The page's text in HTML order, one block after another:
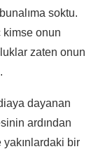
soktu.
kimse onun
zaten onun
dayanan
ardından
yakınlardaki bir